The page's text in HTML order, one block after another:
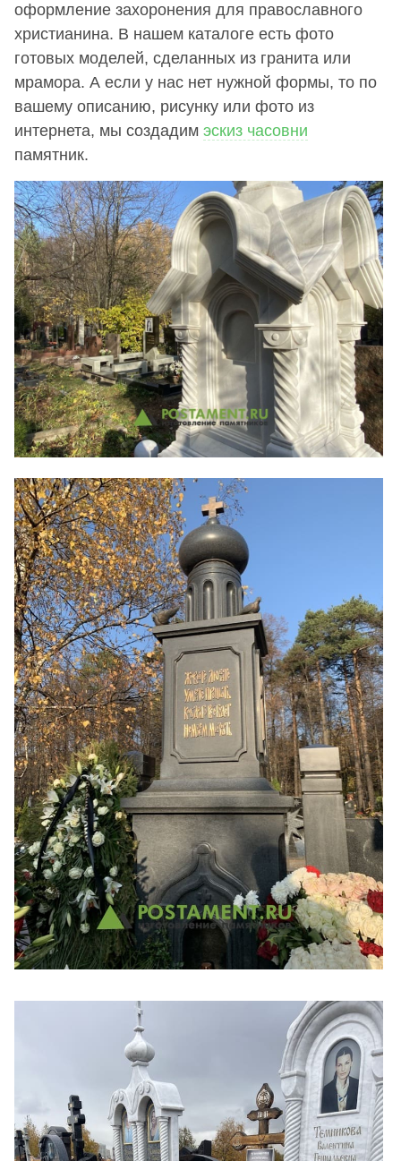
оформление захоронения для православного
христианина. В нашем каталоге есть фото
готовых моделей, сделанных из гранита или
мрамора. А если у нас нет нужной формы, то по
вашему описанию, рисунку или фото из
интернета, мы создадим эскиз часовни
памятник.